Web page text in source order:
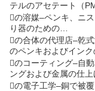
テルのアセテート（
の溶媒–ペンキ、ニ
り器のための…
の合体の代理店–乾
のペンキおよびインク
のコーティング–自
ングおよび金属の仕
の電子工学–銅で被